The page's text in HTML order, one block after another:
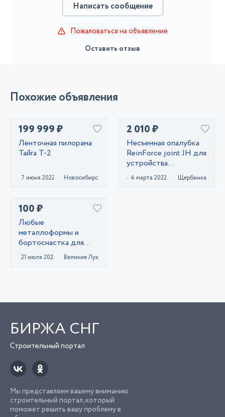
Написать сообщение
Пожаловаться на объявление
Оставить отзыв
Похожие объявления
199 999 ₽
Ленточная пилорама
Тайга Т-2
7 июня 2022 Новосибирск
2 010 ₽
Несъемная опалубка
ReinForce joint JH для
устройства
промышленных
бетонных полов
4 марта 2022 Щербинка
100 ₽
Любые
металлоформы и
бортоснастка для
ваших ЖБИ от «М-
Конструктор»
21 июля 2023 Великие Луки
БИРЖА СНГ
Строительный портал
Мы представляем вашему вниманию
строительный портал, который
поможет решить вашу проблему в